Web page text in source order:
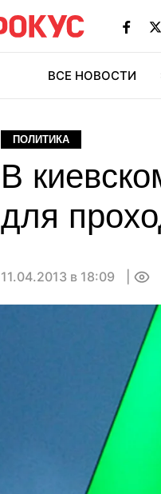
ВСЕ НОВОСТИ
ПОЛИТИКА
В
для
11.04.2013 в 18:09